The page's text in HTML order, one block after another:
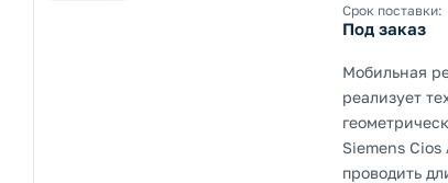
Срок поставки:
Под заказ
Мобильная
реализует
Siemens
проводить